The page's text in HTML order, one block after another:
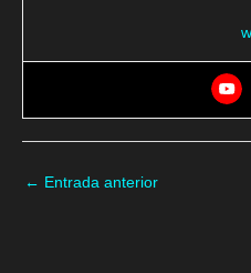
← Entrada anterior